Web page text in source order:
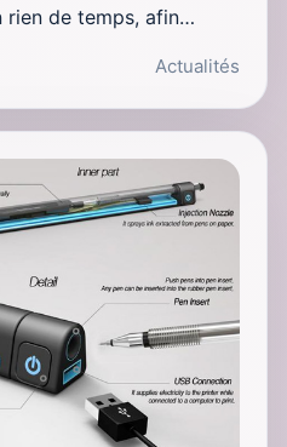
rien de temps, afin…
Actualités